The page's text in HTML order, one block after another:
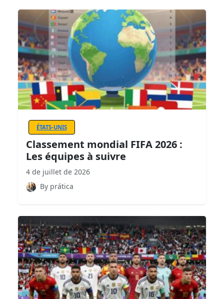
ÉTATS-UNIS
Classement mondial FIFA 2026 :
Les équipes à suivre
4 de juillet de 2026
By prática